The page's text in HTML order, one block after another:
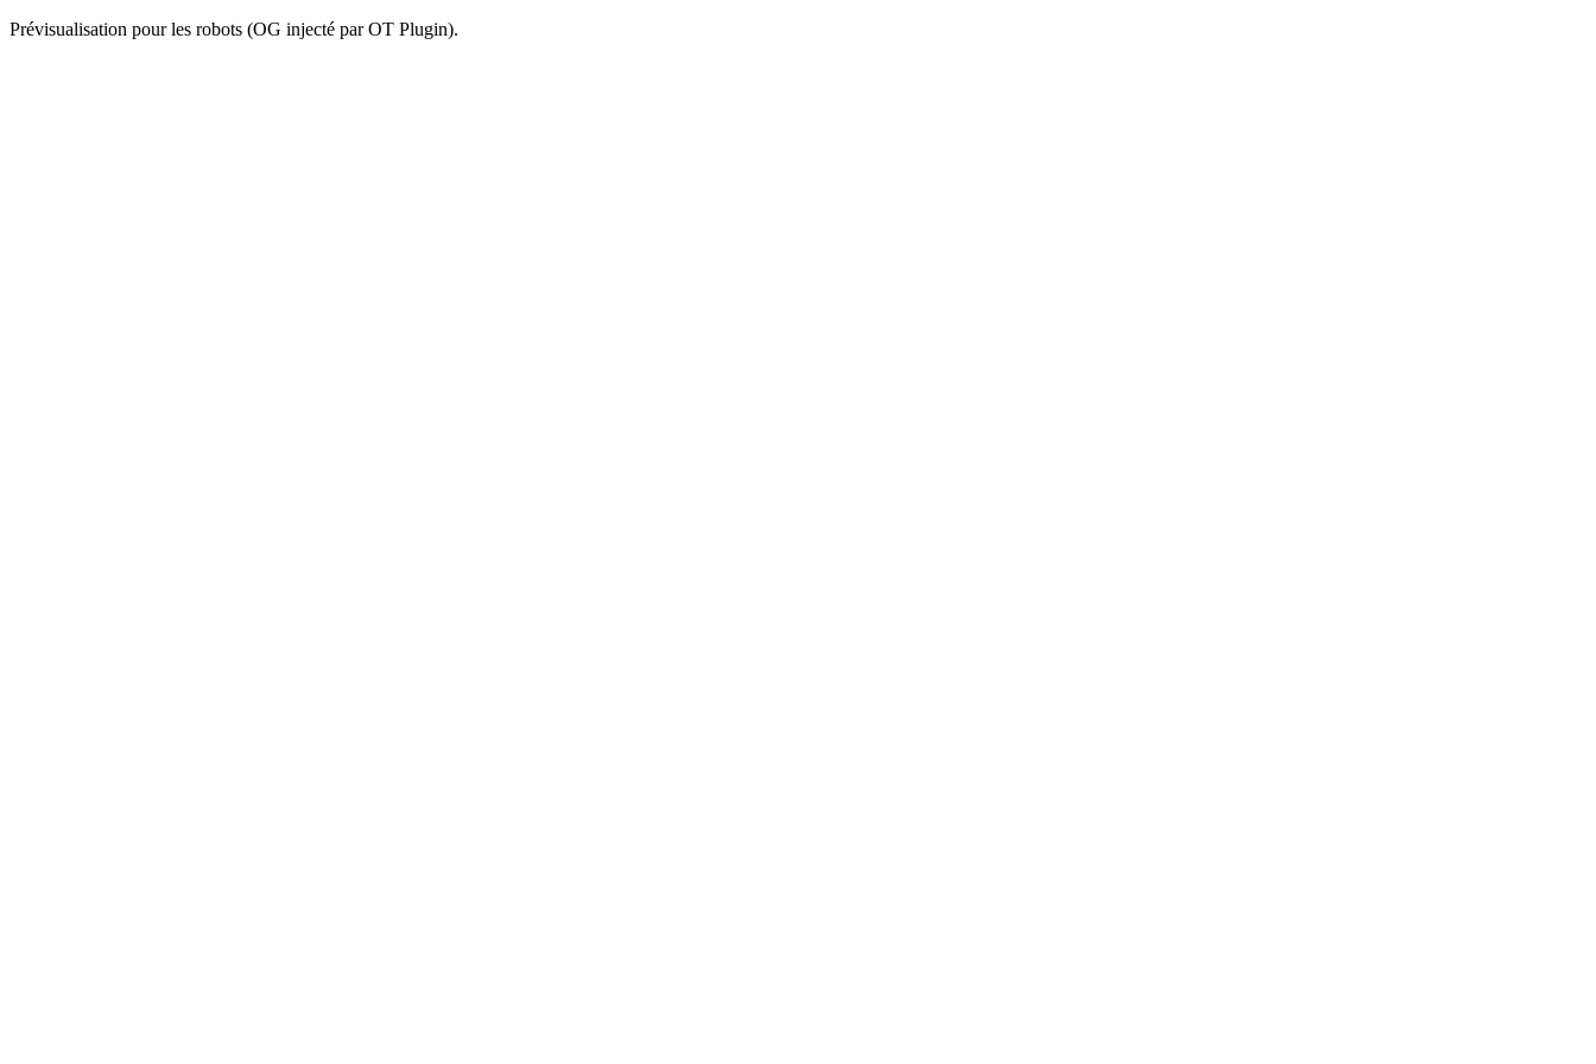
Prévisualisation pour les robots (OG injecté par OT Plugin).